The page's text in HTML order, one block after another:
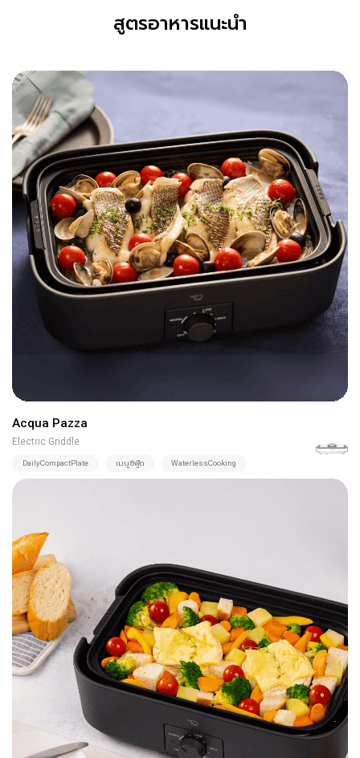
สูตรอาหารแนะนำ
Acqua Pazza
Electric Griddle
DailyCompactPlate เมนูซีฟู๊ด WaterlessCooking